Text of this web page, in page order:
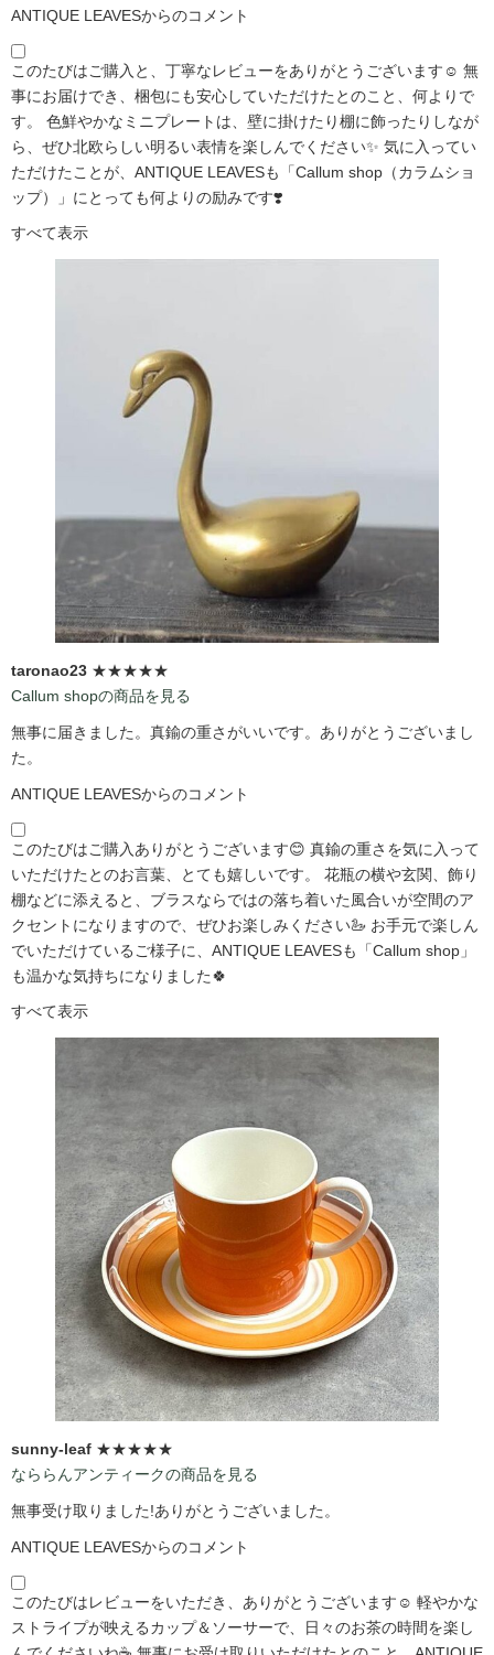
ANTIQUE LEAVESからのコメント
このたびはご購入と、丁寧なレビューをありがとうございます☺️ 無
事にお届けでき、梱包にも安心していただけたとのこと、何よりで
す。 色鮮やかなミニプレートは、壁に掛けたり棚に飾ったりしなが
ら、ぜひ北欧らしい明るい表情を楽しんでください✨ 気に入ってい
ただけたことが、ANTIQUE LEAVESも「Callum shop（カラムショ
ップ）」にとっても何よりの励みです❣️
すべて表示
taronao23 ★★★★★
Callum shopの商品を見る
無事に届きました。真鍮の重さがいいです。ありがとうございまし
た。
ANTIQUE LEAVESからのコメント
このたびはご購入ありがとうございます😊 真鍮の重さを気に入って
いただけたとのお言葉、とても嬉しいです。 花瓶の横や玄関、飾り
棚などに添えると、ブラスならではの落ち着いた風合いが空間のア
クセントになりますので、ぜひお楽しみください🦢 お手元で楽しん
でいただけているご様子に、ANTIQUE LEAVESも「Callum shop」
も温かな気持ちになりました🍀
すべて表示
sunny-leaf ★★★★★
なららんアンティークの商品を見る
無事受け取りました!ありがとうございました。
ANTIQUE LEAVESからのコメント
このたびはレビューをいただき、ありがとうございます☺️ 軽やかな
ストライプが映えるカップ＆ソーサーで、日々のお茶の時間を楽し